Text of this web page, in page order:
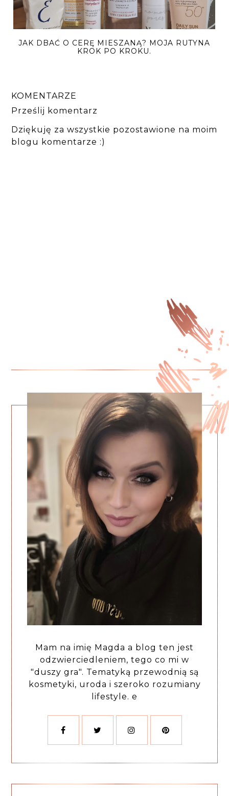
JAK DBAĆ O CERĘ MIESZANĄ? MOJA RUTYNA
KROK PO KROKU.
KOMENTARZE
Prześlij komentarz
Dziękuję za wszystkie pozostawione na moim
blogu komentarze :)
Mam na imię Magda a blog ten jest
odzwierciedleniem, tego co mi w
"duszy gra". Tematyką przewodnią są
kosmetyki, uroda i szeroko rozumiany
lifestyle. e